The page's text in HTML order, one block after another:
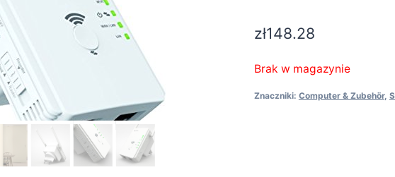
zł148.28
Brak w magazynie
Znaczniki: Computer & Zubehör,